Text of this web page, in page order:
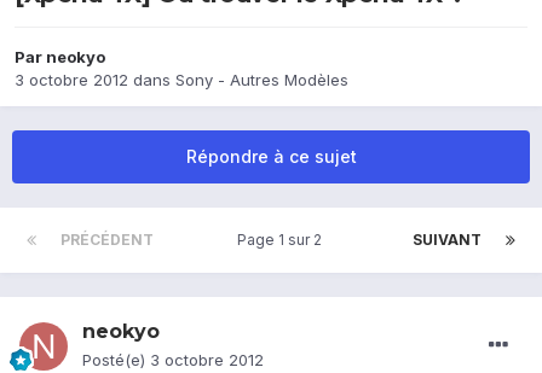
Par neokyo
3 octobre 2012 dans Sony - Autres Modèles
Répondre à ce sujet
PRÉCÉDENT SUIVANT
Page 1 sur 2
neokyo
Posté(e) 3 octobre 2012